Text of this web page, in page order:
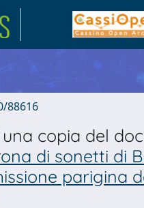
88616
una copia del
di sonetti di
parigina